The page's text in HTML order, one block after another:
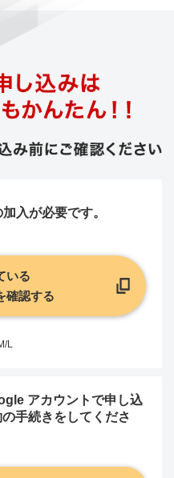
加入が必要です。
いる
確認する
L
アカウントで申し込
手続きをしてくださ